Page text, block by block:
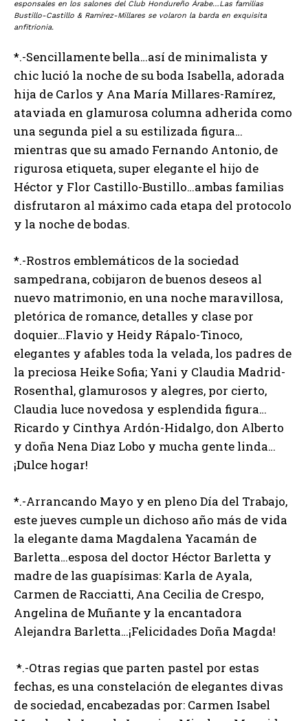
esponsales en los salones del Club Hondureño Árabe…Las familias
Bustillo-Castillo & Ramírez-Millares se volaron la barda en exquisita
anfitrionia.
*.-Sencillamente bella…así de minimalista y
chic lució la noche de su boda Isabella, adorada
hija de Carlos y Ana María Millares-Ramírez,
ataviada en glamurosa columna adherida como
una segunda piel a su estilizada figura…
mientras que su amado Fernando Antonio, de
rigurosa etiqueta, super elegante el hijo de
Héctor y Flor Castillo-Bustillo…ambas familias
disfrutaron al máximo cada etapa del protocolo
y la noche de bodas.
*.-Rostros emblemáticos de la sociedad
sampedrana, cobijaron de buenos deseos al
nuevo matrimonio, en una noche maravillosa,
pletórica de romance, detalles y clase por
doquier…Flavio y Heidy Rápalo-Tinoco,
elegantes y afables toda la velada, los padres de
la preciosa Heike Sofia; Yani y Claudia Madrid-
Rosenthal, glamurosos y alegres, por cierto,
Claudia luce novedosa y esplendida figura…
Ricardo y Cinthya Ardón-Hidalgo, don Alberto
y doña Nena Diaz Lobo y mucha gente linda…
¡Dulce hogar!
*.-Arrancando Mayo y en pleno Día del Trabajo,
este jueves cumple un dichoso año más de vida
la elegante dama Magdalena Yacamán de
Barletta…esposa del doctor Héctor Barletta y
madre de las guapísimas: Karla de Ayala,
Carmen de Racciatti, Ana Cecilia de Crespo,
Angelina de Muñante y la encantadora
Alejandra Barletta…¡Felicidades Doña Magda!
*.-Otras regias que parten pastel por estas
fechas, es una constelación de elegantes divas
de sociedad, encabezadas por: Carmen Isabel